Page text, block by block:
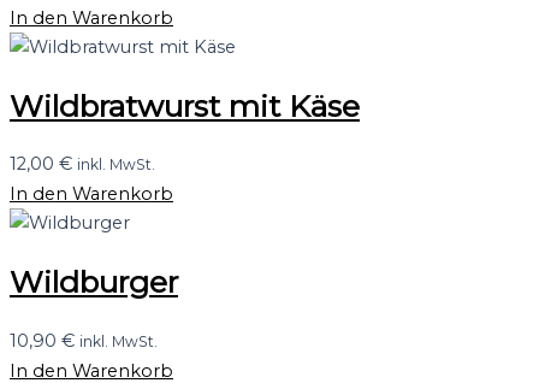
In den Warenkorb
Wildbratwurst mit Käse
12,00 € inkl. MwSt.
In den Warenkorb
Wildburger
10,90 € inkl. MwSt.
In den Warenkorb